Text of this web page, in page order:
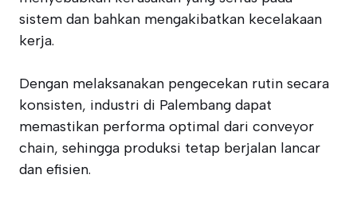
sistem dan bahkan mengakibatkan kecelakaan
kerja.
Dengan melaksanakan pengecekan rutin secara
konsisten, industri di Palembang dapat
memastikan performa optimal dari conveyor
chain, sehingga produksi tetap berjalan lancar
dan efisien.